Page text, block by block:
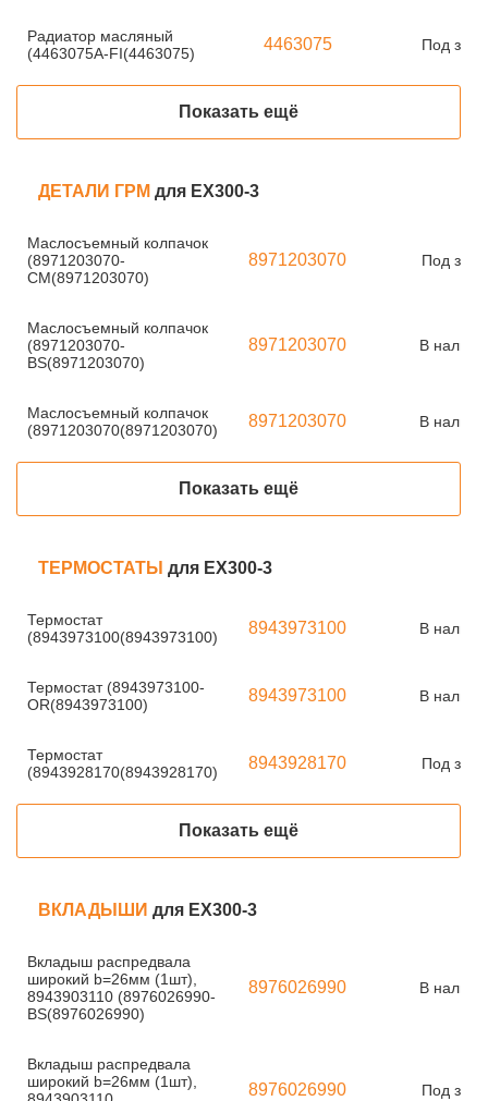
Радиатор масляный
(4463075A-FI(4463075)
4463075 Под
Показать ещё
ДЕТАЛИ ГРМ для EX300-3
Маслосъемный колпачок
(8971203070-
CM(8971203070)
8971203070 Под
Маслосъемный колпачок
(8971203070-
BS(8971203070)
8971203070 В
Маслосъемный колпачок
(8971203070(8971203070)
8971203070 В
Показать ещё
ТЕРМОСТАТЫ для EX300-3
Термостат
(8943973100(8943973100)
8943973100 В
Термостат (8943973100-
OR(8943973100)
8943973100 В
Термостат
(8943928170(8943928170)
8943928170 Под
Показать ещё
ВКЛАДЫШИ для EX300-3
Вкладыш распредвала
широкий b=26мм (1шт),
8943903110 (8976026990-
BS(8976026990)
8976026990 В
Вкладыш распредвала
широкий b=26мм (1шт),
8976026990 Под